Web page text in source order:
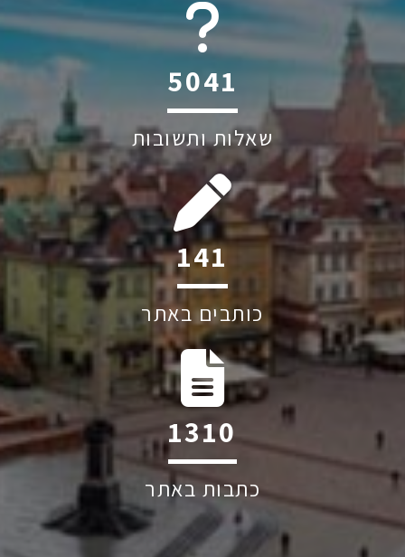
6045
שאלות ותשובות
197
כותבים באתר
1830
כתבות באתר